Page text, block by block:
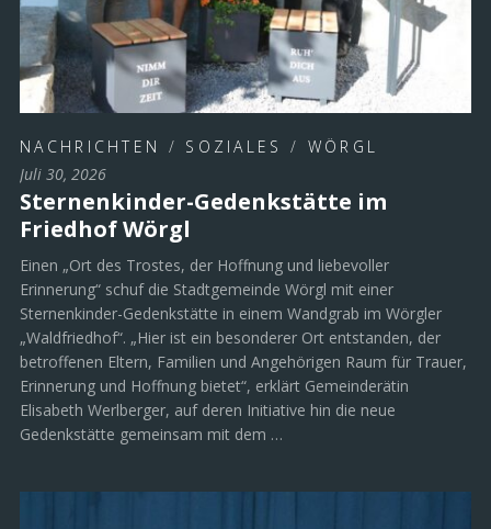
NACHRICHTEN / SOZIALES / WÖRGL
Juli 30, 2026
Sternenkinder-Gedenkstätte im
Friedhof Wörgl
Einen „Ort des Trostes, der Hoffnung und liebevoller
Erinnerung“ schuf die Stadtgemeinde Wörgl mit einer
Sternenkinder-Gedenkstätte in einem Wandgrab im Wörgler
„Waldfriedhof“. „Hier ist ein besonderer Ort entstanden, der
betroffenen Eltern, Familien und Angehörigen Raum für Trauer,
Erinnerung und Hoffnung bietet“, erklärt Gemeinderätin
Elisabeth Werlberger, auf deren Initiative hin die neue
Gedenkstätte gemeinsam mit dem …